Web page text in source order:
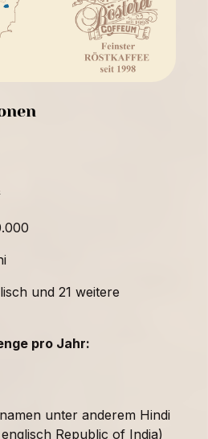
und 21 weitere
pro Jahr:
unter anderem Hindi
Republic of India)